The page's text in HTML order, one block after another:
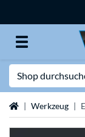
StartseiteWerkzeug